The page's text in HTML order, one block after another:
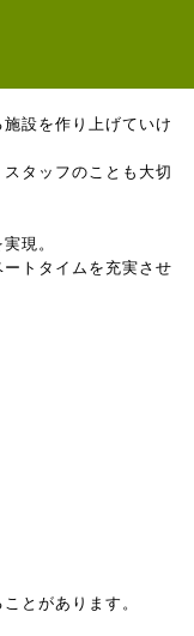
設を作り上げていけ
タッフのことも大切
現。
トタイムを充実させ
とがあります。